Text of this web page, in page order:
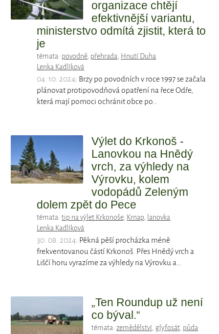
organizace chtějí
efektivnější variantu,
ministerstvo odmítá zjistit, která to
je
témata: povodně, přehrada, Hnutí Duha
Lenka Kadlíková
04. 10. 2024: Brzy po povodních v roce 1997 se začala
plánovat protipovodňová opatření na řece Odře,
která mají pomoci ochránit obce po…
Výlet do Krkonoš -
Lanovkou na Hnědý
vrch, za výhledy na
Výrovku, kolem
vodopádů Zeleným
dolem zpět do Pece
témata:tip na výlet Krkonoše, Krnap, lanovka
Lenka Kadlíková
30. 08. 2024: Pěkná pěší procházka méně
frekventovanou částí Krkonoš. Přes Hnědý vrch a
Liščí horu vyrazíme za výhledy na Výrovku a…
„Ten Roundup už není
co býval.“
témata: zemědělství, glyfosát, půda